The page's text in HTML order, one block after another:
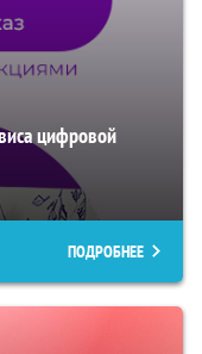
цифровой
ПОДРОБНЕЕ